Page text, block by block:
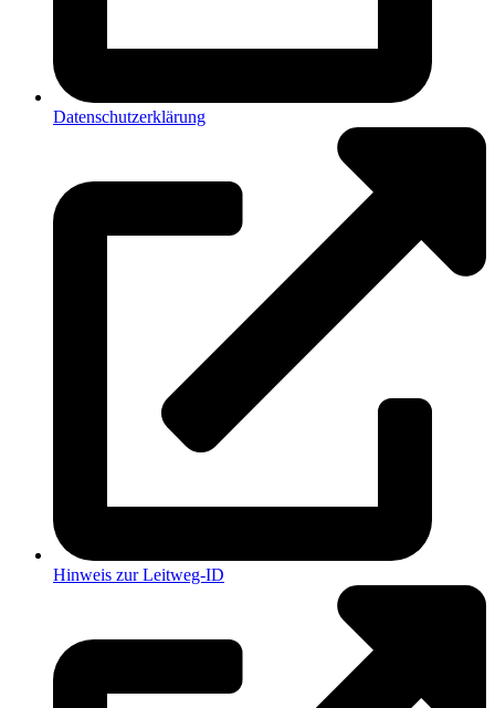
Datenschutzerklärung
Hinweis zur Leitweg-ID